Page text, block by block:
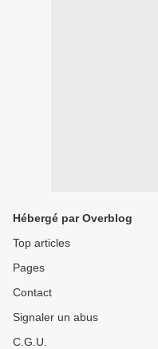
Hébergé par Overblog
Top articles
Pages
Contact
Signaler un abus
C.G.U.